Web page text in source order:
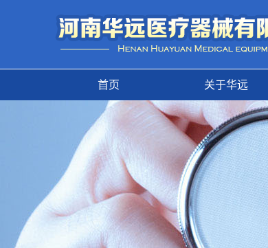
首页 关于华远